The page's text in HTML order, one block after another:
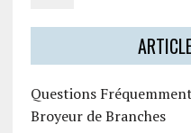
Questions
Broyeur de Branches